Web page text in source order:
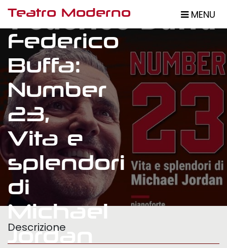
Salta
contenuto
principale
Teatro Moderno MENU
Federico
Buffa:
Number
23,
Vita e
splendori
di
Michael
Jordan
Descrizione